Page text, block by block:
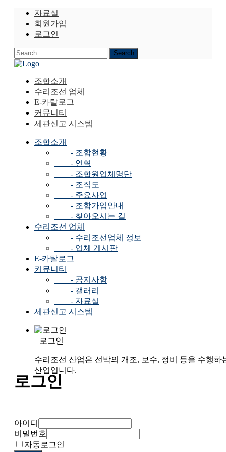
자료실
회원가입
로그인
조합소개
수리조선 업체
E-카탈로그
커뮤니티
세관신고 시스템
조합소개
- 조합현황
- 연혁
- 조합원업체명단
- 조직도
- 주요사업
- 조합가입안내
- 찾아오시는 길
수리조선 업체
- 수리조선업체 정보
- 업체 게시판
E-카탈로그
커뮤니티
- 공지사항
- 갤러리
- 자료실
세관신고 시스템
로그인
수리조선 산업은 선박의 개조, 보수, 정비 등을 수행하
산업입니다.
로그인
아이디
비밀번호
자동로그인